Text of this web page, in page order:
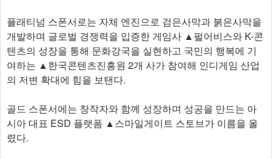
플래티넘 스폰서로는 자체 엔진으로 검은사막과 붉은사막을
개발하며 글로벌 경쟁력을 입증한 게임사 ▲펄어비스와 K-콘
텐츠의 성장을 통해 문화강국을 실현하고 국민의 행복에 기
여하는 ▲한국콘텐츠진흥원 2개 사가 참여해 인디게임 산업
의 저변 확대에 힘을 보탠다.
골드 스폰서에는 창작자와 함께 성장하며 성공을 만드는 아
시아 대표 ESD 플랫폼 ▲스마일게이트 스토브가 이름을 올
렸다.